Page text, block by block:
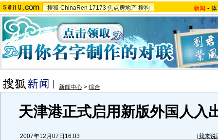
搜狐 ChinaRen 17173 焦点房地产 搜狗 新闻 -
新闻中心 > 综合
天津港正式启用新版外国人入
2007年12月07日16:03 [我来说